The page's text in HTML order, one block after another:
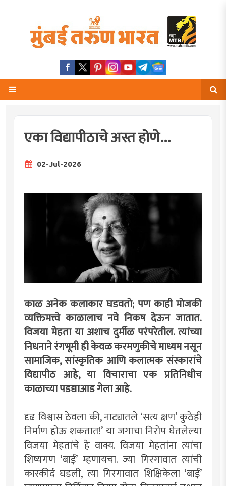
एका विद्यापीठाचे अस्त होणे...
02-Jul-2026
काळ अनेक कलाकार घडवतो; पण काही मोजकी
व्यक्तिमत्त्वे काळालाच नवे निकष देऊन जातात.
विजया मेहता या अशाच दुर्मीळ परंपरेतील. त्यांच्या
निधनाने रंगभूमी ही केवळ करमणुकीचे माध्यम नसून
सामाजिक, सांस्कृतिक आणि कलात्मक संस्कारांचे
विद्यापीठ आहे, या विचाराचा एक प्रतिनिधीच
काळाच्या पडद्याआड गेला आहे.
दृढ विश्वास ठेवला की, नाट्यातले ‘सत्य क्षण’ कुठेही
निर्माण होऊ शकतात!’ या जगाचा निरोप घेतलेल्या
विजया मेहतांचे हे वाक्य. विजया मेहतांना त्यांचा
शिष्यगण ‘बाई’ म्हणायचा. ज्या गिरगावात त्यांची
कारकीर्द घडली, त्या गिरगावात शिक्षिकेला ‘बाई’